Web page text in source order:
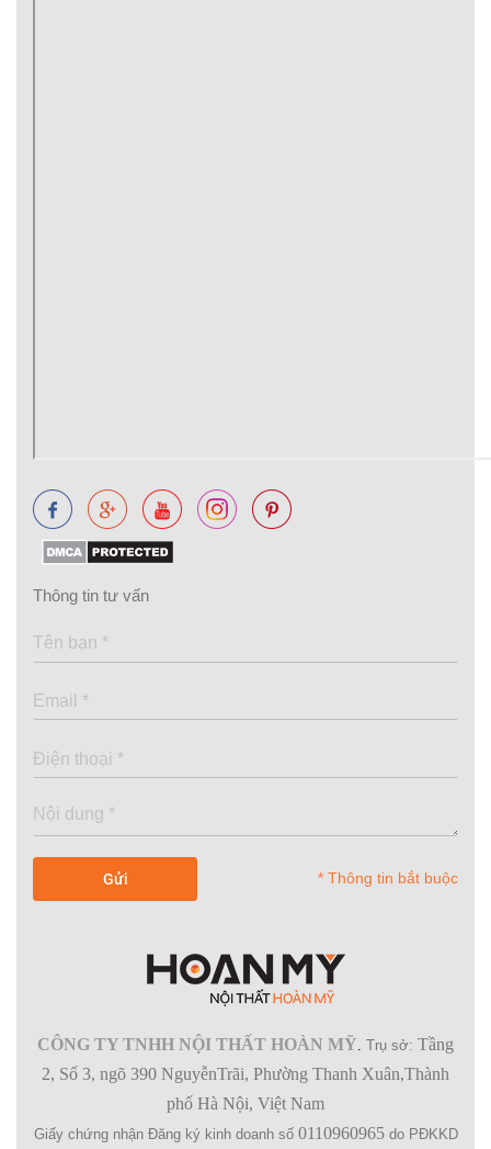
Thông tin tư vấn
* Thông tin bắt buộc
CÔNG TY TNHH NỘI THẤT HOÀN MỸ. Trụ sở: Tầng
2, Số 3, ngõ 390 NguyễnTrãi, Phường Thanh Xuân,Thành
phố Hà Nội, Việt Nam
Giấy chứng nhận Đăng ký kinh doanh số 0110960965do PĐKKD